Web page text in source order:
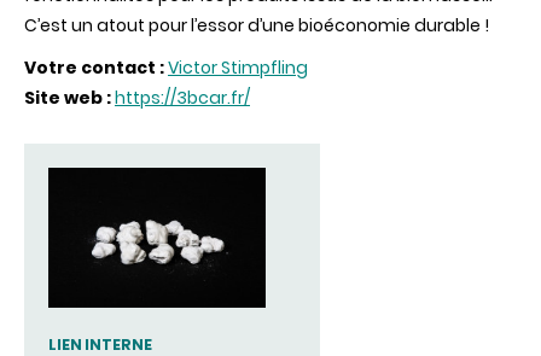
C’est un atout pour l’essor d’une bioéconomie durable !
Votre contact :Victor Stimpfling
Site web :https://3bcar.fr/
LIEN INTERNE